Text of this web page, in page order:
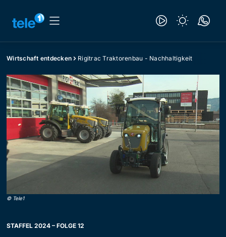
Wirtschaft entdecken Rigitrac Traktorenbau - Nachhaltigkeit
© Tele1
STAFFEL 2024 – FOLGE 12